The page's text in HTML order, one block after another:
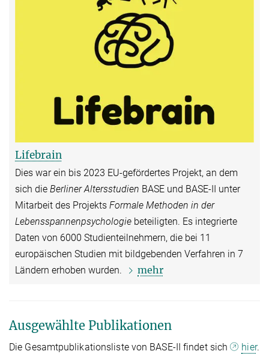
Lifebrain
Dies war ein bis 2023 EU-gefördertes Projekt, an dem
sich die Berliner Altersstudien BASE und BASE-II unter
Mitarbeit des Projekts Formale Methoden in der
Lebensspannenpsychologie beteiligten. Es integrierte
Daten von 6000 Studienteilnehmern, die bei 11
europäischen Studien mit bildgebenden Verfahren in 7
Ländern erhoben wurden.
mehr
Ausgewählte Publikationen
Die Gesamtpublikationsliste von BASE-II findet sich hier.